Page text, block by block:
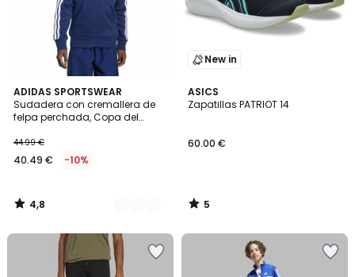
ADIDAS SPORTSWEAR
Sudadera con cremallera de
felpa perchada, Copa del
44.99 €
40.49 € -10%
4,8
/ 5
2
Colores
4,8
/
New in
ASICS
Zapatillas PATRIOT 14
60.00 €
5
/
5
/